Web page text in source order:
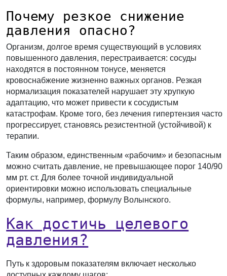
Почему резкое снижение
давления опасно?
Организм, долгое время существующий в условиях
повышенного давления, перестраивается: сосуды
находятся в постоянном тонусе, меняется
кровоснабжение жизненно важных органов. Резкая
нормализация показателей нарушает эту хрупкую
адаптацию, что может привести к сосудистым
катастрофам. Кроме того, без лечения гипертензия часто
прогрессирует, становясь резистентной (устойчивой) к
терапии.
Таким образом, единственным «рабочим» и безопасным
можно считать давление, не превышающее порог 140/90
мм рт. ст. Для более точной индивидуальной
ориентировки можно использовать специальные
формулы, например, формулу Волынского.
Как достичь целевого
давления?
Путь к здоровым показателям включает несколько